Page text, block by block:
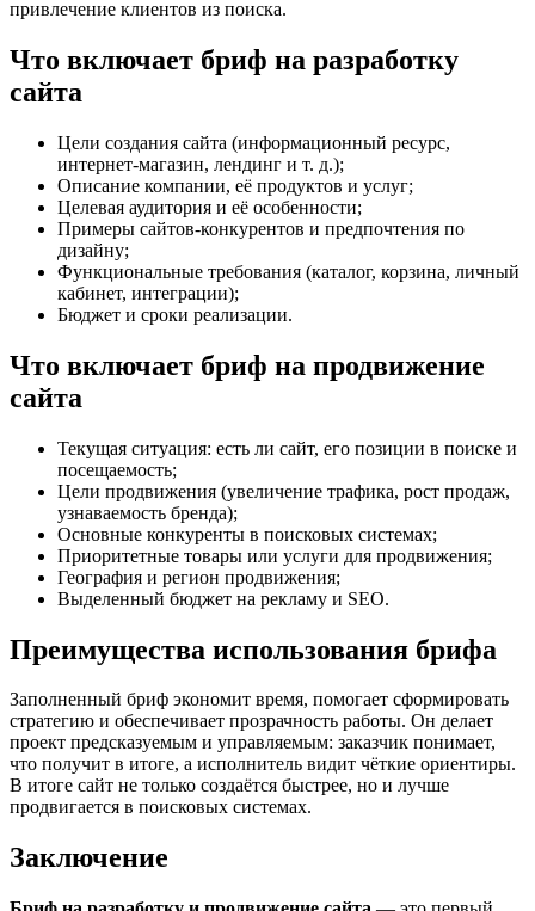
привлечение клиентов из поиска.
Что включает бриф на разработку
сайта
Цели создания сайта (информационный ресурс,
интернет-магазин, лендинг и т. д.);
Описание компании, её продуктов и услуг;
Целевая аудитория и её особенности;
Примеры сайтов-конкурентов и предпочтения по
дизайну;
Функциональные требования (каталог, корзина, личный
кабинет, интеграции);
Бюджет и сроки реализации.
Что включает бриф на продвижение
сайта
Текущая ситуация: есть ли сайт, его позиции в поиске и
посещаемость;
Цели продвижения (увеличение трафика, рост продаж,
узнаваемость бренда);
Основные конкуренты в поисковых системах;
Приоритетные товары или услуги для продвижения;
География и регион продвижения;
Выделенный бюджет на рекламу и SEO.
Преимущества использования брифа
Заполненный бриф экономит время, помогает сформировать
стратегию и обеспечивает прозрачность работы. Он делает
проект предсказуемым и управляемым: заказчик понимает,
что получит в итоге, а исполнитель видит чёткие ориентиры.
В итоге сайт не только создаётся быстрее, но и лучше
продвигается в поисковых системах.
Заключение